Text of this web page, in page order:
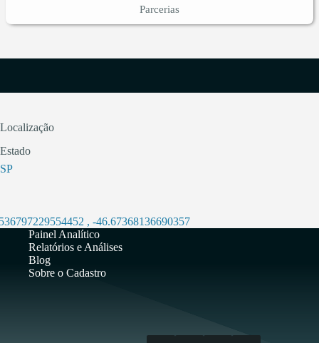
Parcerias
Localização
Estado
SP
, -46.67368136690357
Painel Analítico
Relatórios e Análises
Blog
Sobre o Cadastro